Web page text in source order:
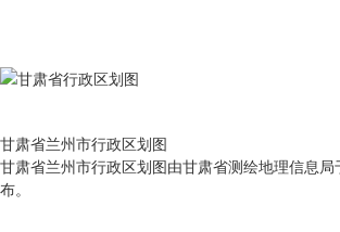
甘肃省兰州市行政区划图
甘肃省兰州市行政区划图由甘肃省测绘地理信息
布。